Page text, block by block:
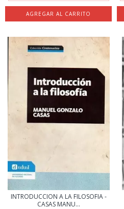
INTRODUCCION A LA FILOSOFIA -
CASAS MANU...